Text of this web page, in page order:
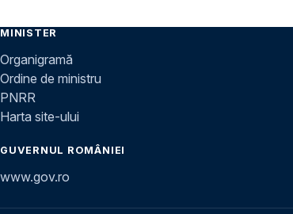
MINISTER
Organigramă
Ordine de ministru
PNRR
Harta site-ului
GUVERNUL ROMÂNIEI
www.gov.ro